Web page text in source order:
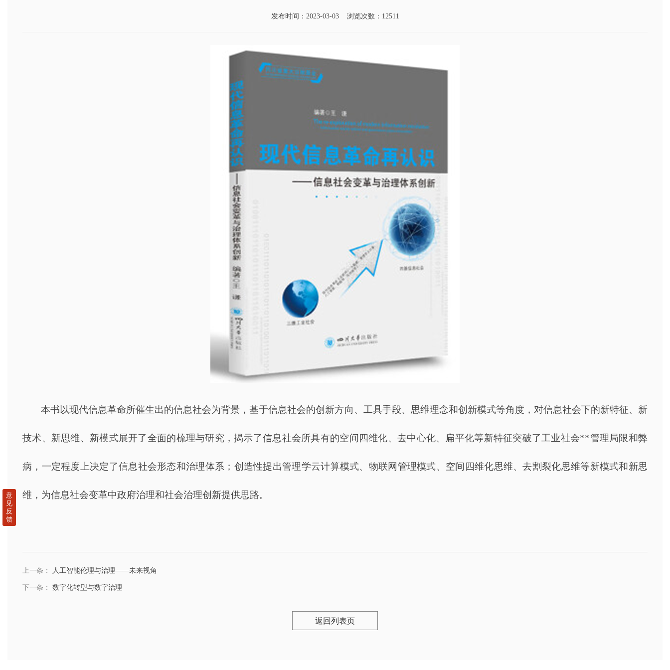
发布时间：2023-03-03 浏览次数：12511
本书以现代信息革命所催生出的信息社会为背景，基于信息社会的创新方向、工具手段、思维理念和创新模式等角度，对信息社会下的新特征、新
技术、新思维、新模式展开了全面的梳理与研究，揭示了信息社会所具有的空间四维化、去中心化、扁平化等新特征突破了工业社会**管理局限和弊
病，一定程度上决定了信息社会形态和治理体系；创造性提出管理学云计算模式、物联网管理模式、空间四维化思维、去割裂化思维等新模式和新思
维，为信息社会变革中政府治理和社会治理创新提供思路。
上一条： 人工智能伦理与治理——未来视角
下一条： 数字化转型与数字治理
返回列表页
意
见
反
馈